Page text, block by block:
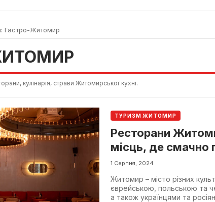
Гастро-Житомир
кулінарія, страви Житомирської кухні.
ТУРИЗМ ЖИТОМИР
Ресторани
місць, де смачно
Житомирі
1 Серпня, 2024
Житомир – місто різних
єврейською, польською та
а також українцями та